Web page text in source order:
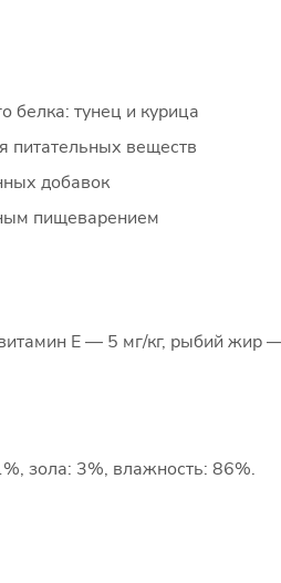
белка: тунец и курица
питательных веществ
добавок
пищеварением
E — 5 мг/кг, рыбий жир —
зола: 3%, влажность: 86%.